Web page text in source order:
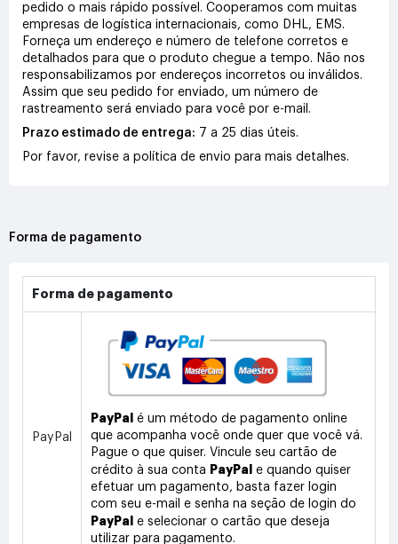
pedido o mais rápido possível. Cooperamos com muitas
empresas de logística internacionais, como DHL, EMS.
Forneça um endereço e número de telefone corretos e
detalhados para que o produto chegue a tempo. Não nos
responsabilizamos por endereços incorretos ou inválidos.
Assim que seu pedido for enviado, um número de
rastreamento será enviado para você por e-mail.
Prazo estimado de entrega: 7 a 25 dias úteis.
Por favor, revise a política de envio para mais detalhes.
Forma de pagamento
Forma de pagamento
PayPal
PayPal
é um método de pagamento online
que acompanha você onde quer que você vá.
Pague o que quiser. Vincule seu cartão de
crédito à sua conta PayPal
e quando quiser
efetuar um pagamento, basta fazer login
com seu e-mail e senha na seção de login do
PayPal
e selecionar o cartão que deseja
utilizar para pagamento.